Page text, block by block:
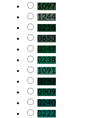
1097
1244
0216
0653
0247
0238
1091
0757
0909
0240
0222